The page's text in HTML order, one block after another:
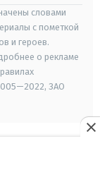
словами
с пометкой
и героев.
о рекламе
ЗАО